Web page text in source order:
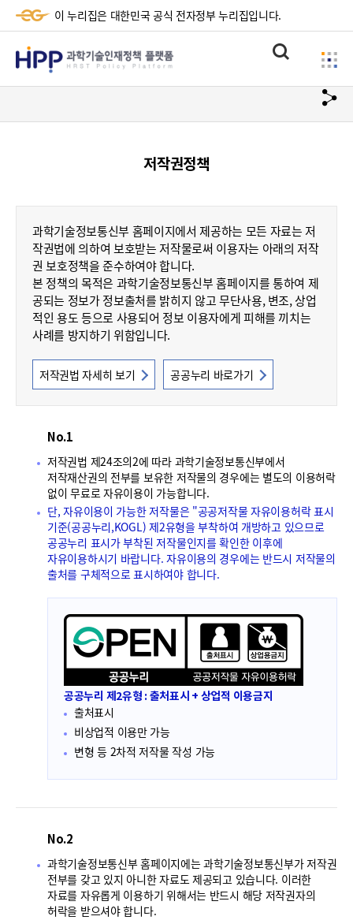
이 누리집은 대한민국 공식 전자정부 누리집입니다.
HPP
과
재
정
플
랫
폼
HRST
Policy
Platform
통
합
색
사
이
메
url
복
저작권정책
과학기술정보통신부 홈페이지에서 제공하는 모든 자료는 저
작권법에 의하여 보호받는 저작물로써 이용자는 아래의 저작
권 보호정책을 준수하여야 합니다.
본 정책의 목적은 과학기술정보통신부 홈페이지를 통하여 제
공되는 정보가 정보출처를 밝히지 않고 무단사용, 변조, 상업
적인 용도 등으로 사용되어 정보 이용자에게 피해를 끼치는
사례를 방지하기 위함입니다.
저작권법 자세히 보기 공공누리 바로가기
No.1
저작권법 제24조의2에 따라 과학기술정보통신부에서
저작재산권의 전부를 보유한 저작물의 경우에는 별도의 이용허락
없이 무료로 자유이용이 가능합니다.
단, 자유이용이 가능한 저작물은 "공공저작물 자유이용허락 표시
기준(공공누리,KOGL) 제2유형을 부착하여 개방하고 있으므로
공공누리 표시가 부착된 저작물인지를 확인한 이후에
자유이용하시기 바랍니다. 자유이용의 경우에는 반드시 저작물의
출처를 구체적으로 표시하여야 합니다.
공공누리 제2유형 : 출처표시 + 상업적 이용금지
출처표시
비상업적 이용만 가능
변형 등 2차적 저작물 작성 가능
No.2
과학기술정보통신부 홈페이지에는 과학기술정보통신부가 저작권
전부를 갖고 있지 아니한 자료도 제공되고 있습니다. 이러한
자료를 자유롭게 이용하기 위해서는 반드시 해당 저작권자의
허락을 받으셔야 합니다.